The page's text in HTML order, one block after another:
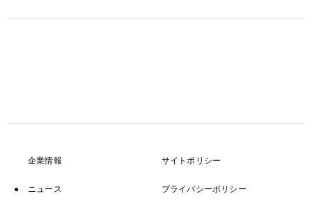
企業情報
ニュース
サイトポリシー
プライバシーポリシー